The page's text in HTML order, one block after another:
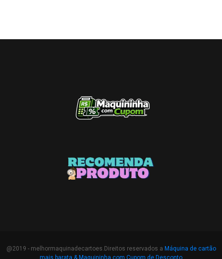
@2019 - melhormaquinadecartoes.Direitos reservados a Máquina de cartão
mais barata & Maquininha com Cupom de Desconto